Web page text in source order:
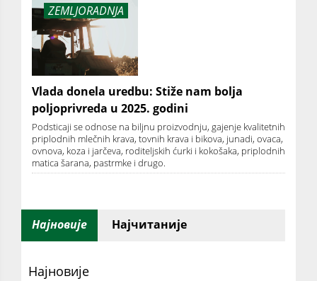
ZEMLJORADNJA
Vlada donela uredbu: Stiže nam bolja
poljoprivreda u 2025. godini
Podsticaji se odnose na biljnu proizvodnju, gajenje kvalitetnih
priplodnih mlečnih krava, tovnih krava i bikova, junadi, ovaca,
ovnova, koza i jarčeva, roditeljskih ćurki i kokošaka, priplodnih
matica šarana, pastrmke i drugo.
Најновије Најчитаније
Најновије